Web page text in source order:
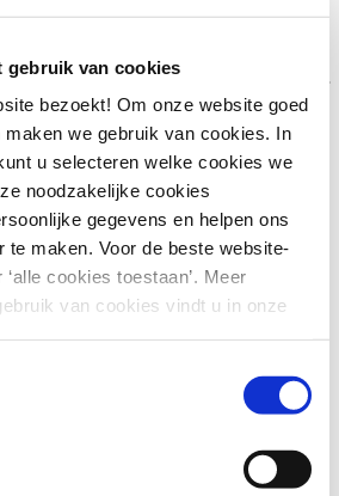
gebruik van cookies
bezoekt! Om onze website goed
maken we gebruik van cookies. In
u selecteren welke cookies we
noodzakelijke cookies
gegevens en helpen ons
te maken. Voor de beste website-
cookies toestaan’. Meer
van cookies vindt u in onze
over dit onderwerp.
| Omgeving gratis toegang tot
Berghauser Pont Publishing, waaronder
het gehele jurisprudentie archief.
Voor deze cursus/opleiding kun je
Pont (6 )(6 )